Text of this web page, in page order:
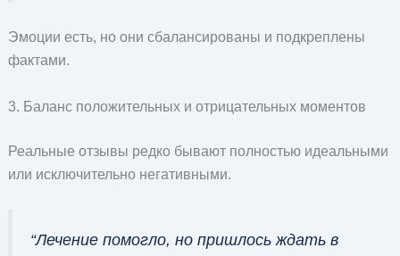
Эмоции есть, но они сбалансированы и подкреплены
фактами.
3. Баланс положительных и отрицательных моментов
Реальные отзывы редко бывают полностью идеальными
или исключительно негативными.
“Лечение помогло, но пришлось ждать в